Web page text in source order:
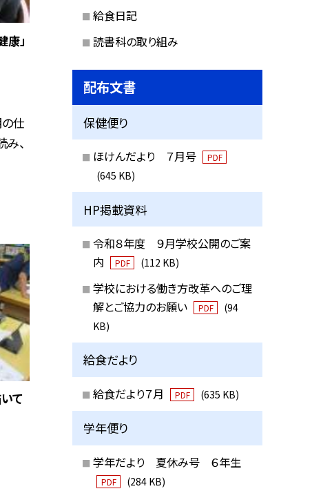
」
仕
、
て
給食日記
読書科の取り組み
配布文書
保健便り
ほけんだより ７月号 PDF
(645 KB)
HP掲載資料
令和８年度 ９月学校公開のご案
内
PDF (112 KB)
学校における働き方改革へのご理
解とご協力のお願い
PDF
(94
KB)
給食だより
給食だより７月 PDF (635 KB)
学年便り
学年だより 夏休み号 ６年生
PDF (284 KB)